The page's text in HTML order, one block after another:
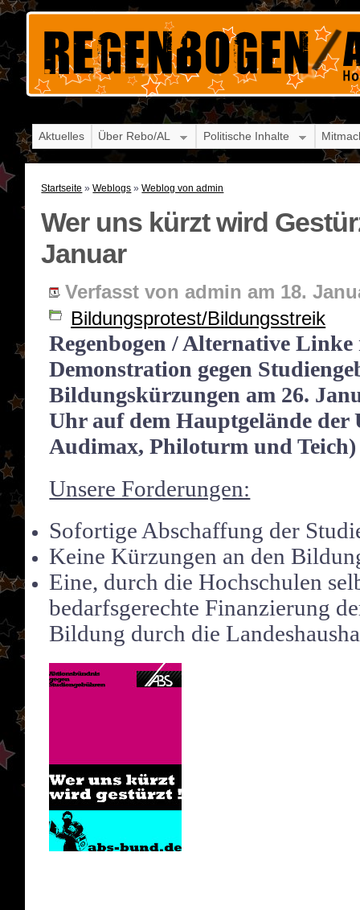
Aktuelles Über Rebo/AL Politische Inhalte
Startseite »Weblogs »Weblog von admin
Wer uns kürzt wird
Januar
Verfasst von admin am 18.
Bildungsprotest/Bildungsstreik
Regenbogen / Alternative
Demonstration gegen
Bildungskürzungen am 26.
Uhr auf dem Hauptgelände
Audimax, Philoturm und Teich)
Unsere Forderungen:
Sofortige Abschaffung der
Keine Kürzungen an den
Eine, durch die Hochschulen
bedarfsgerechte Finanzierung
Bildung durch die